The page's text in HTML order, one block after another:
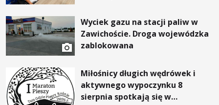
rachunki za energię, lepszy
komfort życia i... czystsze
powietrze
Wyciek gazu na stacji paliw w
Zawichoście. Droga wojewódzka
zablokowana
Miłośnicy długich wędrówek i
aktywnego wypoczynku 8
sierpnia spotkają się w